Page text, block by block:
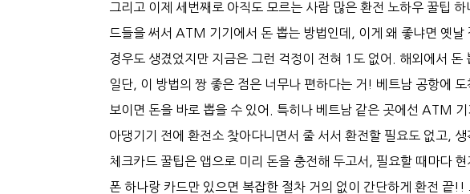
그리고 이제 세번째로 아직도 모르는 사람 많은 환전 노하우 꿀팁
드들을 써서 ATM 기기에서 돈 뽑는 방법인데, 이게 왜 좋냐면 옛
경우도 생겼었지만 지금은 그런 걱정이 전혀 1도 없어. 해외에서 돈
일단, 이 방법의 짱 좋은 점은 너무나 편하다는 거! 베트남 공항에
보이면 돈을 바로 뽑을 수 있어. 특히나 베트남 같은 곳에선 ATM
아댕기기 전에 환전소 찾아다니면서 줄 서서 환전할 필요도 없고,
체크카드 꿀팁은 앱으로 미리 돈을 충전해 두고서, 필요할 때마다
폰 하나랑 카드만 있으면 복잡한 절차 거의 없이 간단하게 환전 끝!!